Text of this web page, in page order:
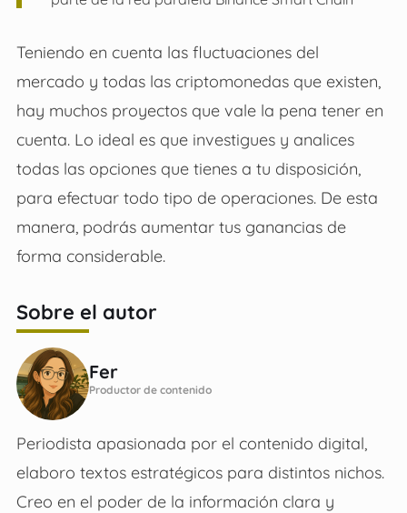
Teniendo en cuenta las fluctuaciones del
mercado y todas las criptomonedas que existen,
hay muchos proyectos que vale la pena tener en
cuenta. Lo ideal es que investigues y analices
todas las opciones que tienes a tu disposición,
para efectuar todo tipo de operaciones. De esta
manera, podrás aumentar tus ganancias de
forma considerable.
Sobre el autor
Fer
Productor de contenido
Periodista apasionada por el contenido digital,
elaboro textos estratégicos para distintos nichos.
Creo en el poder de la información clara y